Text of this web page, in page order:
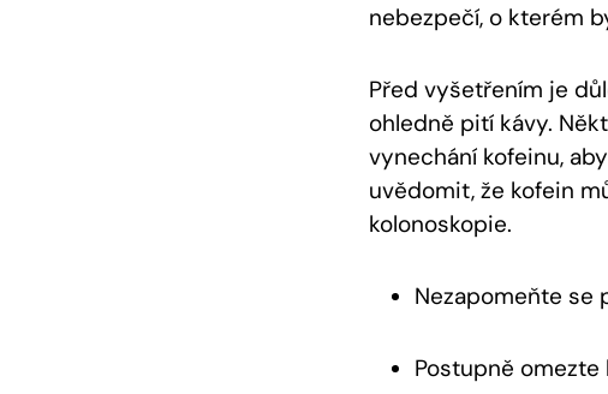
nebezpečí, o kterém
Před vyšetřením je
ohledně pití kávy.
vynechání kofeinu,
uvědomit, že kofein
kolonoskopie.
Nezapomeňte se
Postupně omezte